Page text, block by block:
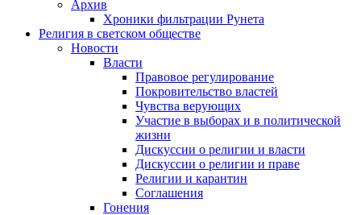
Архив
Хроники фильтрации Рунета
Религия в светском обществе
Новости
Власти
Правовое регулирование
Покровительство властей
Чувства верующих
Участие в выборах и в политической
жизни
Дискуссии о религии и власти
Дискуссии о религии и праве
Религии и карантин
Соглашения
Гонения